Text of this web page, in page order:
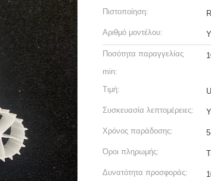
Πιστοποίηση:
Αριθμό μοντέλου:
Ποσότητα παραγγελίας
min:
Τιμή:
Συσκευασία λεπτομέρειες:
Χρόνος παράδοσης:
Όροι πληρωμής:
Δυνατότητα προσφοράς: